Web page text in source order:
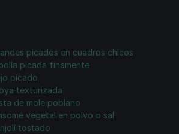
picados en cuadros chicos
picada finamente
picado
texturizada
de mole poblano
vegetal en polvo o sal
tostado